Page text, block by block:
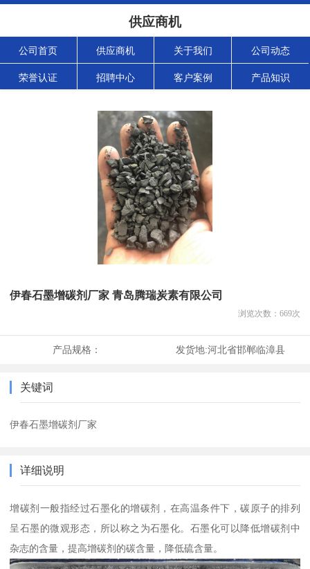
供应商机
公司首页 供应商机 关于我们 公司动态
荣誉认证 招聘中心 客户案例 产品知识
伊春石墨增碳剂厂家 青岛腾瑞炭素有限公司
浏览次数： 669次
产品规格： 发货地:河北省邯郸临漳县
关键词
伊春石墨增碳剂厂家
详细说明
增碳剂一般指经过石墨化的增碳剂，在高温条件下，碳原子的排列
呈石墨的微观形态，所以称之为石墨化。石墨化可以降低增碳剂中
杂志的含量，提高增碳剂的碳含量，降低硫含量。